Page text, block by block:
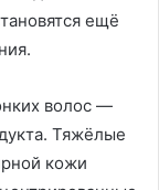
ещё
волос —
Тяжёлые
кожи